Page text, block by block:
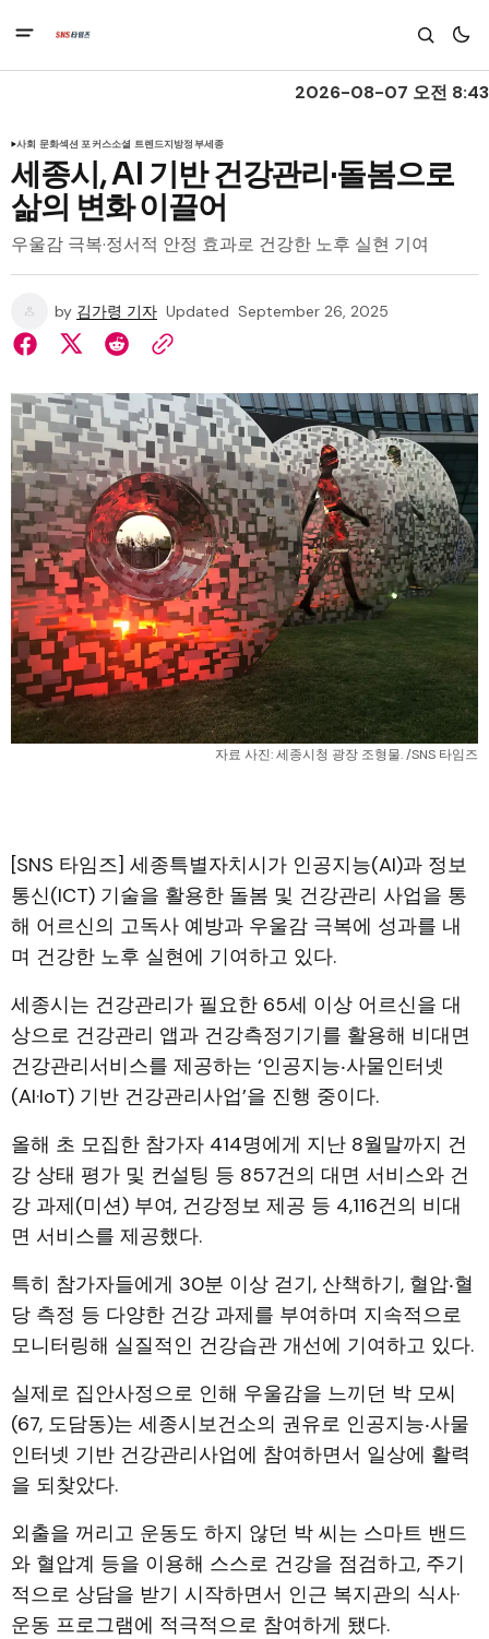
2026-08-07 오전 8:43
사회 문화섹션 포커스소셜 트렌드지방정부세종
세종시, AI 기반 건강관리·돌봄으로
삶의 변화 이끌어
우울감 극복·정서적 안정 효과로 건강한 노후 실현 기여
by 김가령 기자 Updated September 26, 2025
자료 사진: 세종시청 광장 조형물. /SNS 타임즈
[SNS 타임즈] 세종특별자치시가 인공지능(AI)과 정보
통신(ICT) 기술을 활용한 돌봄 및 건강관리 사업을 통
해 어르신의 고독사 예방과 우울감 극복에 성과를 내
며 건강한 노후 실현에 기여하고 있다.
세종시는 건강관리가 필요한 65세 이상 어르신을 대
상으로 건강관리 앱과 건강측정기기를 활용해 비대면
건강관리서비스를 제공하는 ‘인공지능‧사물인터넷
(AI·IoT) 기반 건강관리사업’을 진행 중이다.
올해 초 모집한 참가자 414명에게 지난 8월말까지 건
강 상태 평가 및 컨설팅 등 857건의 대면 서비스와 건
강 과제(미션) 부여, 건강정보 제공 등 4,116건의 비대
면 서비스를 제공했다.
특히 참가자들에게 30분 이상 걷기, 산책하기, 혈압‧혈
당 측정 등 다양한 건강 과제를 부여하며 지속적으로
모니터링해 실질적인 건강습관 개선에 기여하고 있다.
실제로 집안사정으로 인해 우울감을 느끼던 박 모씨
(67, 도담동)는 세종시보건소의 권유로 인공지능‧사물
인터넷 기반 건강관리사업에 참여하면서 일상에 활력
을 되찾았다.
외출을 꺼리고 운동도 하지 않던 박 씨는 스마트 밴드
와 혈압계 등을 이용해 스스로 건강을 점검하고, 주기
적으로 상담을 받기 시작하면서 인근 복지관의 식사·
운동 프로그램에 적극적으로 참여하게 됐다.